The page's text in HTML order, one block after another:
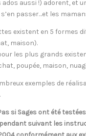
aussi !) adorent, et
passer…et les
existent en 5 formes
maison).
les plus grands
poupée, maison,
exemples de
si Sages ont été
suivant les